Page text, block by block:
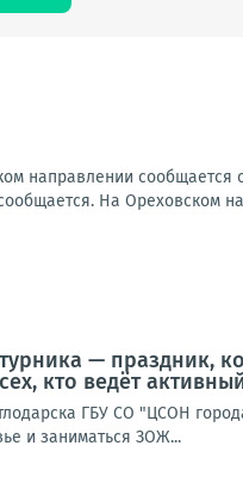
направлении
На Ореховском
—
кто ведёт
ГБУ СО "ЦСОН
и заниматься ЗОЖ...